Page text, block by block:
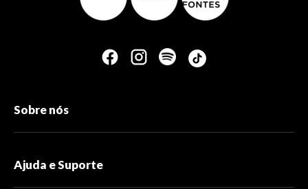
Sobre nós
Ajuda e Suporte